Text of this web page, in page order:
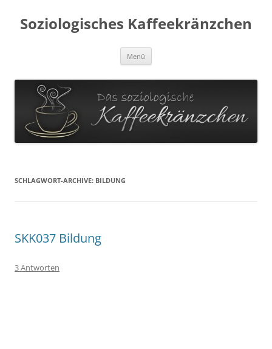
Soziologisches Kaffeekränzchen
Menü
SCHLAGWORT-ARCHIVE: BILDUNG
SKK037 Bildung
3 Antworten